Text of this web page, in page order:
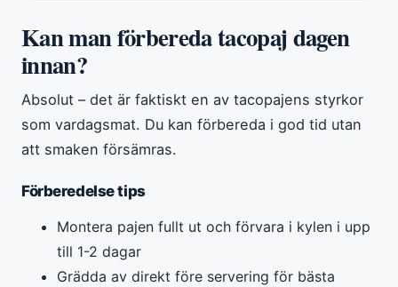
Kan man förbereda tacopaj dagen
innan?
Absolut – det är faktiskt en av tacopajens styrkor
som vardagsmat. Du kan förbereda i god tid utan
att smaken försämras.
Förberedelse tips
Montera pajen fullt ut och förvara i kylen i upp
till 1-2 dagar
Grädda av direkt före servering för bästa